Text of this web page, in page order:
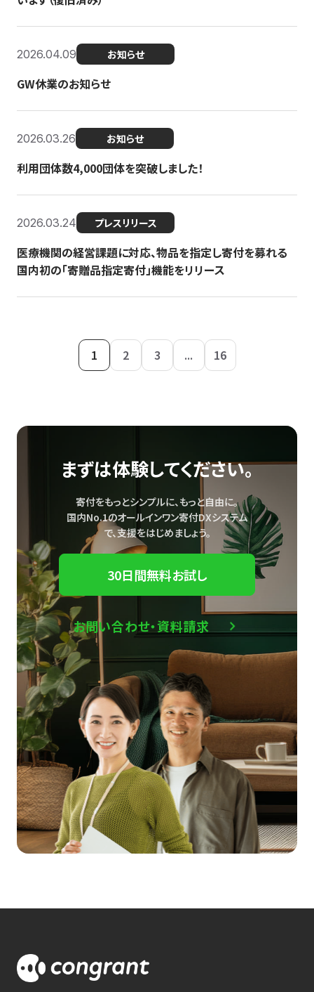
2026.04.09 お知らせ
GW休業のお知らせ
2026.03.26 お知らせ
利用団体数4,000団体を突破しました！
2026.03.24 プレスリリース
医療機関の経営課題に対応、物品を指定し寄付を募れる
国内初の「寄贈品指定寄付」機能をリリース
1 2 3 ... 16
まずは体験してください。
寄付をもっとシンプルに、もっと自由に。
国内No.1のオールインワン寄付DXシステム
で、支援をはじめましょう。
30日間無料お試し
お問い合わせ・資料請求